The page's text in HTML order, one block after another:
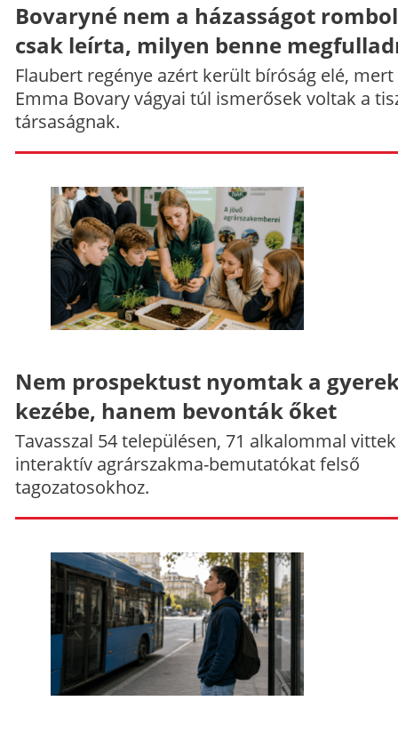
Bovaryné nem a házasságot
csak leírta, milyen benne
Flaubert regénye azért került bíróság elé, mert
Emma Bovary vágyai túl ismerősek voltak a
társaságnak.
Nem prospektust nyomtak a
kezébe, hanem bevonták őket
Tavasszal 54 településen, 71 alkalommal vittek
interaktív agrárszakma-bemutatókat felső
tagozatosokhoz.